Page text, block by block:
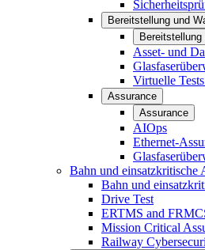
Bereitstellung und
Asset- und
Virtuelle
Assurance
Assurance
AIOps
Ethernet-
Bahn und einsatzkritische
Bahn und
Drive Test
ERTMS and
Mission Critical
Railway